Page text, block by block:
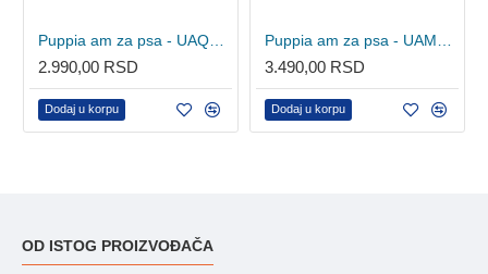
Puppia am za psa - UAQA-AC1410 - Red
2.990,00 RSD
Dodaj u korpu
Puppia am za psa - UAMA-AC978 - Beige
3.490,00 RSD
Dodaj u korpu
OD ISTOG PROIZVOĐAČA